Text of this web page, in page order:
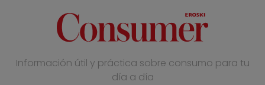
Información útil y práctica sobre consumo para tu
día a día